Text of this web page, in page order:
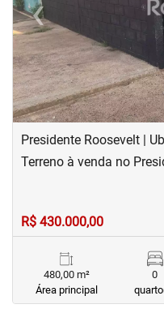
‹Previous
Presidente Roosevelt |
Terreno à venda no
R$ 430.000,00
480,00 m²
Área principal
0